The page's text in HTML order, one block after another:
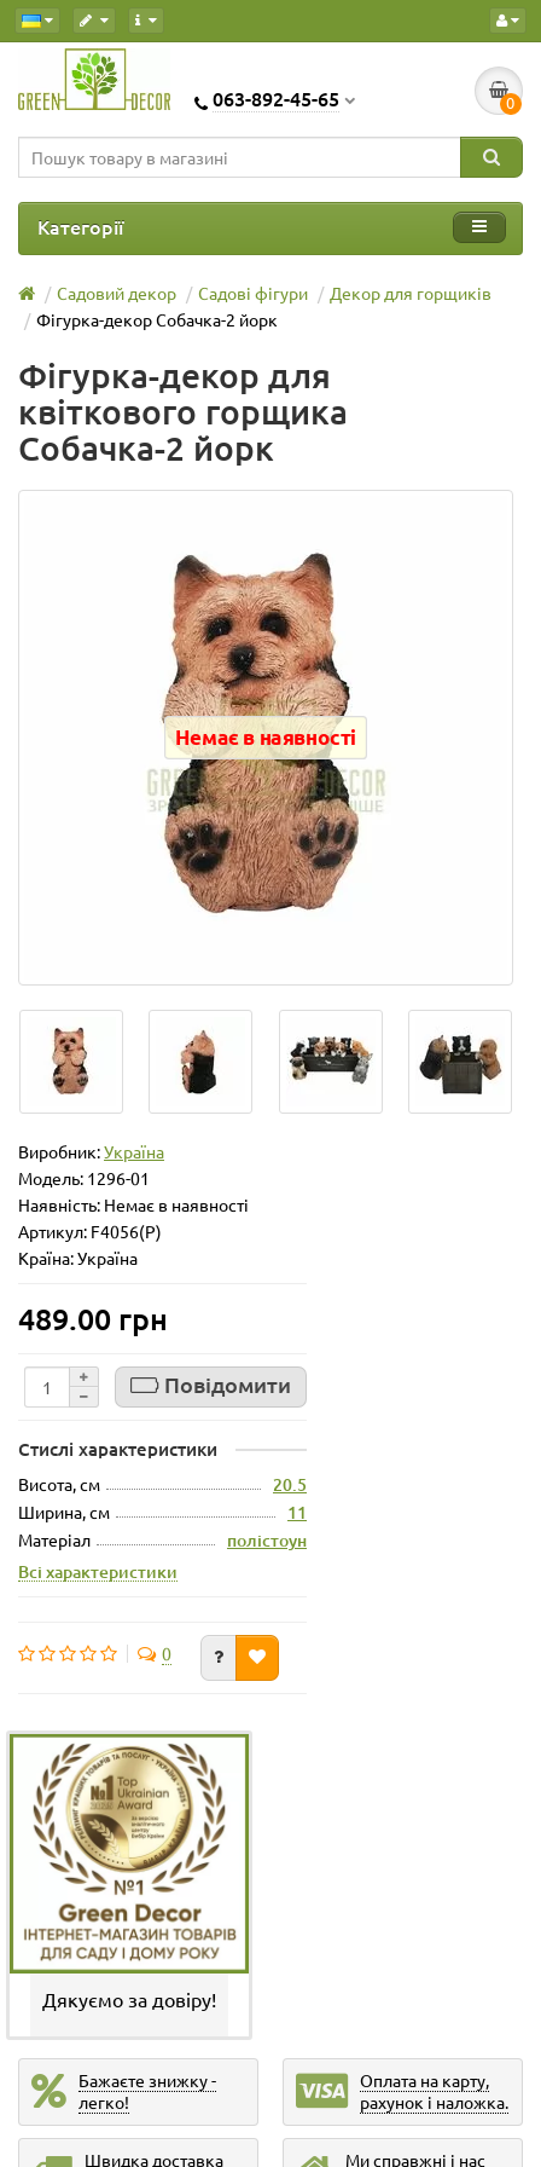
063-892-45-65 0
Категорії
Садовий декор Садові фігури
Декор для горщиків
Фігурка-декор Собачка-2 йорк
Фігурка-декор для
квіткового горщика
Собачка-2 йорк
Немає в наявності
Виробник:Україна
Модель: 1296-01
Наявність: Немає в наявності
Артикул: F4056(P)
Країна: Україна
489.00 грн
Повідомити
Стислі характеристики
Висота, см 20.5
Ширина, см 11
Матеріал
полістоун
Всі характеристики
0
Дякуємо за довіру!
Бажаєте знижку -
легко!
Оплата на карту,
рахунок і наложка.
Швидка доставка Ми справжні і нас